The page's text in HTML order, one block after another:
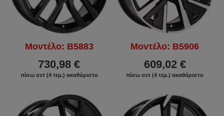
Μοντέλο: B5883
730,98 €
πίσω σετ (4 τεμ.) ακαθάριστο
Μοντέλο: B5906
609,02 €
πίσω σετ (4 τεμ.) ακαθάριστο